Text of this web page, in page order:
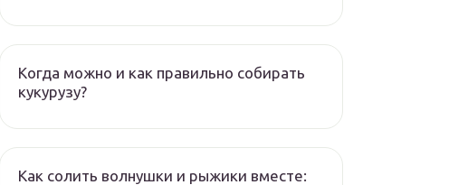
Когда можно и как правильно собирать
кукурузу?
Как солить волнушки и рыжики вместе: